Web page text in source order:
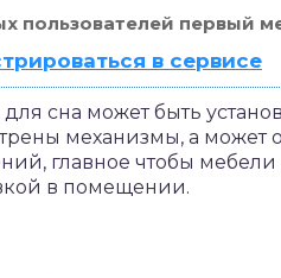
пользователей первый
в сервисе
для сна может быть
механизмы, а может
главное чтобы
в помещении.